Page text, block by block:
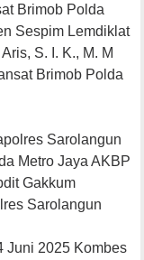
Brimob Polda
Sespim Lemdiklat
S. I. K., M. M
Brimob Polda
Sarolangun
Metro Jaya AKBP
Gakkum
Sarolangun
Juni 2025 Kombes